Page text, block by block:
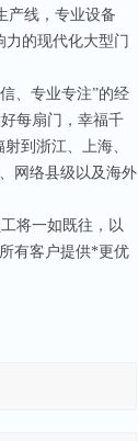
产线，专业设备
的现代化大型门
、专业专注”的经
每扇门，幸福千
到浙江、上海、
网络县级以及海外
将一如既往，以
有客户提供*更优